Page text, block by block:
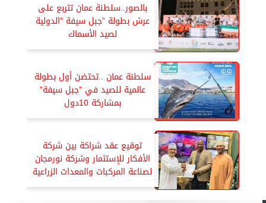
بالصور..سلطنة عمان تتربع على
عرش بطولة ”جبل سيفة ”الدولية
لصيد الأسماك
سلطنة عمان ..تحتضن أول بطولة
عالمية للصيد في ”جبل سيفة”
بمشاركة 10دول
توقيع عقد شراكة بين شركة
الأفكار للإستثمار وشركة نورمجان
لصناعة المركبات والمعدات الزراعية